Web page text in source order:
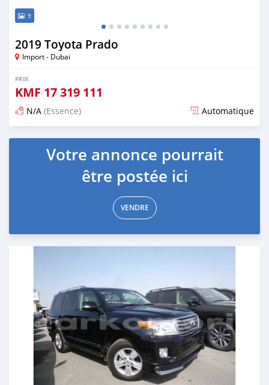
9
2019 Toyota Prado
Import - Dubai
PRIX
KMF 17 319 111
N/A (Essence) Automatique
Publié il y a environ 7 ans
Votre annonce pourrait
être postée ici
VENDRE